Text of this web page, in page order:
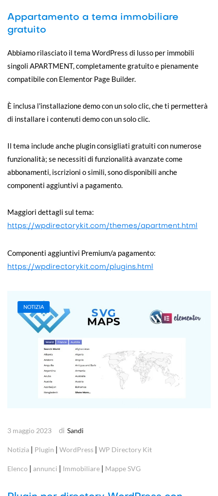
Appartamento a tema immobiliare
gratuito
Abbiamo rilasciato il tema WordPress di lusso per immobili
singoli APARTMENT, completamente gratuito e pienamente
compatibile con Elementor Page Builder.
È inclusa l'installazione demo con un solo clic, che ti permetterà
di installare i contenuti demo con un solo clic.
Il tema include anche plugin consigliati gratuiti con numerose
funzionalità; se necessiti di funzionalità avanzate come
abbonamenti, iscrizioni o simili, sono disponibili anche
componenti aggiuntivi a pagamento.
Maggiori dettagli sul tema:
https://wpdirectorykit.com/themes/apartment.html
Componenti aggiuntivi Premium/a pagamento:
https://wpdirectorykit.com/plugins.html
NOTIZIA
3 maggio 2023 di Sandi
Notizia Plugin WordPress WP Directory Kit
Elenco annunci Immobiliare Mappe SVG